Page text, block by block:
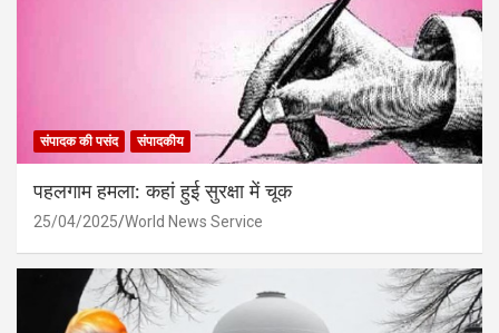
संपादक की पसंद संपादकीय
पहलगाम हमला: कहां हुई सुरक्षा में चूक
25/04/2025 World News Service